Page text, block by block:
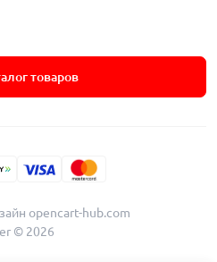
товаров
opencart-hub.com
© 2026